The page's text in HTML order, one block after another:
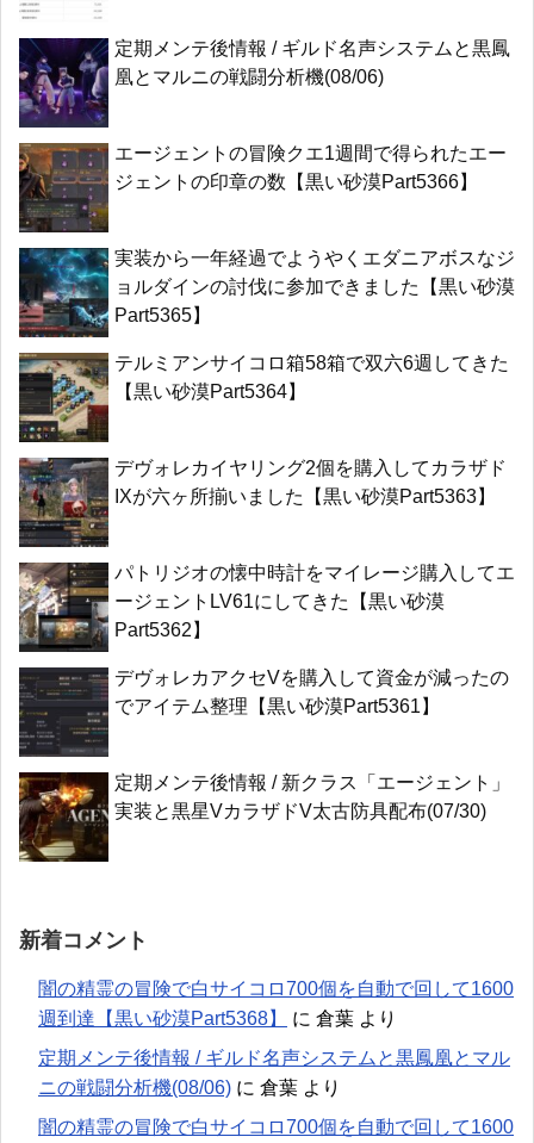
定期メンテ後情報 / ギルド名声システムと黒鳳
凰とマルニの戦闘分析機(08/06)
エージェントの冒険クエ1週間で得られたエー
ジェントの印章の数【黒い砂漠Part5366】
実装から一年経過でようやくエダニアボスなジ
ョルダインの討伐に参加できました【黒い砂漠
Part5365】
テルミアンサイコロ箱58箱で双六6週してきた
【黒い砂漠Part5364】
デヴォレカイヤリング2個を購入してカラザド
IXが六ヶ所揃いました【黒い砂漠Part5363】
パトリジオの懐中時計をマイレージ購入してエ
ージェントLV61にしてきた【黒い砂漠
Part5362】
デヴォレカアクセVを購入して資金が減ったの
でアイテム整理【黒い砂漠Part5361】
定期メンテ後情報 / 新クラス「エージェント」
実装と黒星VカラザドV太古防具配布(07/30)
新着コメント
闇の精霊の冒険で白サイコロ700個を自動で回して1600
週到達【黒い砂漠Part5368】
に 倉葉 より
定期メンテ後情報 / ギルド名声システムと黒鳳凰とマル
ニの戦闘分析機(08/06) に 倉葉 より
闇の精霊の冒険で白サイコロ700個を自動で回して1600